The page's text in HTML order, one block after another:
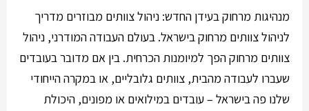
מנהיגות מרחוק בעידן החדש: ניהול צוותים מבוזרים מדריך
לניהול צוותים מרחוק בישראל. בעולם העבודה המודרני, ניהול
צוותים מרחוק הפך למיומנות הכרחית. בין אם מדובר בעובדים
שעברו לעבודה מהבית, צוותים גלובליים, או במקרה הייחודי
שלנו פה בישראל – עובדים במילואים או מפונים, היכולת